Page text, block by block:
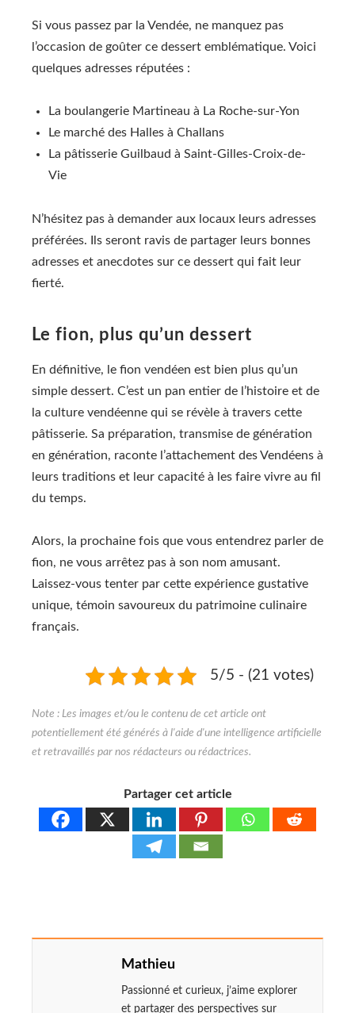
Si vous passez par la Vendée, ne manquez pas
l’occasion de goûter ce dessert emblématique. Voici
quelques adresses réputées :
La boulangerie Martineau à La Roche-sur-Yon
Le marché des Halles à Challans
La pâtisserie Guilbaud à Saint-Gilles-Croix-de-
Vie
N’hésitez pas à demander aux locaux leurs adresses
préférées. Ils seront ravis de partager leurs bonnes
adresses et anecdotes sur ce dessert qui fait leur
fierté.
Le fion, plus qu’un dessert
En définitive, le fion vendéen est bien plus qu’un
simple dessert. C’est un pan entier de l’histoire et de
la culture vendéenne qui se révèle à travers cette
pâtisserie. Sa préparation, transmise de génération
en génération, raconte l’attachement des Vendéens à
leurs traditions et leur capacité à les faire vivre au fil
du temps.
Alors, la prochaine fois que vous entendrez parler de
fion, ne vous arrêtez pas à son nom amusant.
Laissez-vous tenter par cette expérience gustative
unique, témoin savoureux du patrimoine culinaire
français.
5/5 - (21 votes)
Partager cet article
Mathieu
Passionné et curieux, j’aime explorer
et partager des perspectives sur